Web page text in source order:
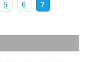
5 6 7